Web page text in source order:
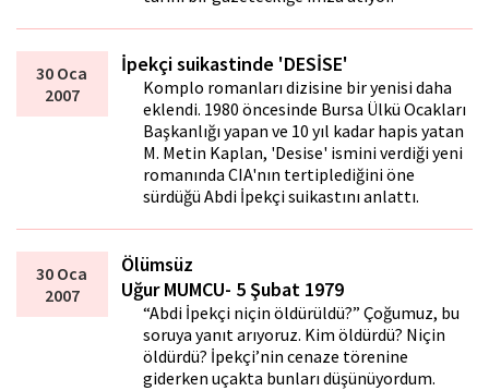
30 Oca
2007
İpekçi suikastinde 'DESİSE'
Komplo romanları dizisine bir yenisi daha
eklendi. 1980 öncesinde Bursa Ülkü Ocakları
Başkanlığı yapan ve 10 yıl kadar hapis yatan
M. Metin Kaplan, 'Desise' ismini verdiği yeni
romanında CIA'nın tertiplediğini öne
sürdüğü Abdi İpekçi suikastını anlattı.
30 Oca
2007
Ölümsüz
Uğur MUMCU- 5 Şubat 1979
“Abdi İpekçi niçin öldürüldü?” Çoğumuz, bu
soruya yanıt arıyoruz. Kim öldürdü? Niçin
öldürdü? İpekçi’nin cenaze törenine
giderken uçakta bunları düşünüyordum.